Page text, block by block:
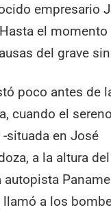
empresario
el momento
del grave
poco antes de
cuando el
situada en José
a la altura del
a los